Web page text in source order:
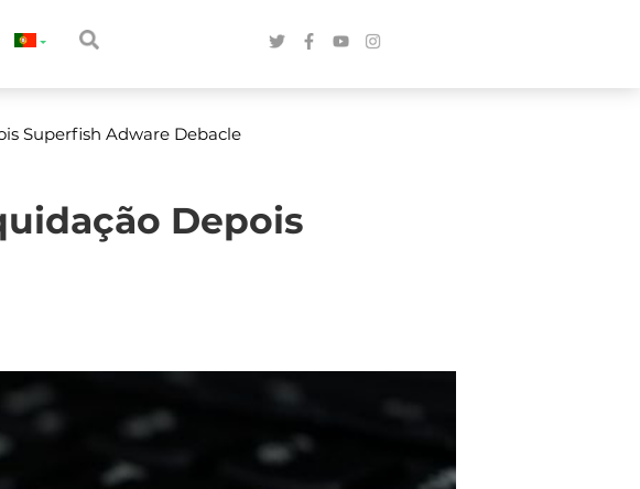
Superfish Adware Debacle
Depois